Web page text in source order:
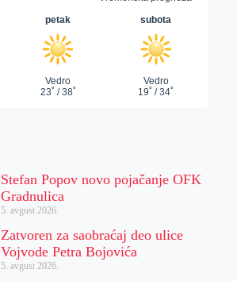
Stefan Popov novo pojačanje OFK
Gradnulica
5. avgust 2026.
Zatvoren za saobraćaj deo ulice
Vojvode Petra Bojovića
5. avgust 2026.